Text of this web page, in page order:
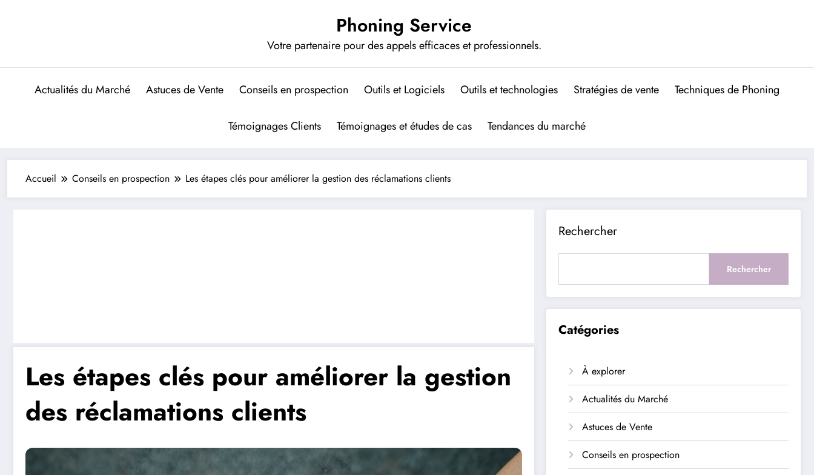
Phoning Service
Votre partenaire pour des appels efficaces et professionnels.
Actualités du Marché Astuces de Vente Conseils en prospection Outils et Logiciels Outils et technologies Stratégies de vente Techniques de Phoning
Témoignages Clients Témoignages et études de cas Tendances du marché
Accueil Conseils en prospection Les étapes clés pour améliorer la gestion des réclamations clients
Les étapes clés pour améliorer la gestion
des réclamations clients
Rechercher
Rechercher
Catégories
À explorer
Actualités du Marché
Astuces de Vente
Conseils en prospection